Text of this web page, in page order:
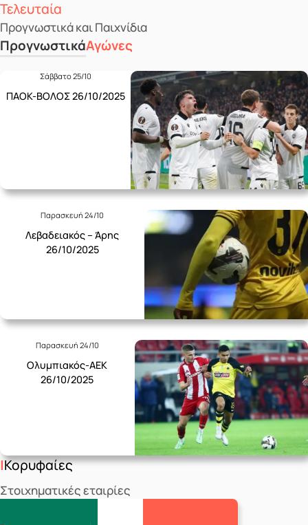
Τελευταία
Προγνωστικά και Παιχνίδια
ΠρογνωστικάΑγώνες
Σάββατο 25/10
ΠΑΟΚ-ΒΟΛΟΣ 26/10/2025
Παρασκευή 24/10
Λεβαδειακός – Άρης
26/10/2025
Παρασκευή 24/10
Ολυμπιακός-ΑΕΚ
26/10/2025
Κορυφαίες
Στοιχηματικές εταιρίες